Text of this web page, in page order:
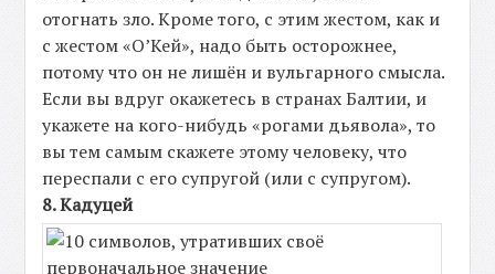
отогнать зло. Кроме того, с этим жестом, как и
с жестом «О’Кей», надо быть осторожнее,
потому что он не лишён и вульгарного смысла.
Если вы вдруг окажетесь в странах Балтии, и
укажете на кого-нибудь «рогами дьявола», то
вы тем самым скажете этому человеку, что
переспали с его супругой (или с супругом).
8. Кадуцей